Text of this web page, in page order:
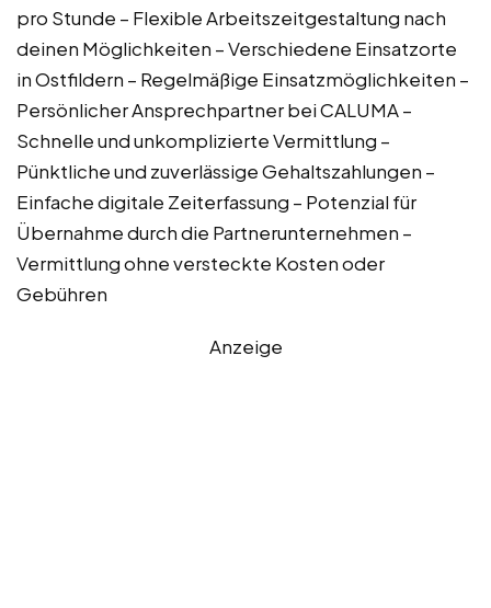
pro Stunde – Flexible Arbeitszeitgestaltung nach
deinen Möglichkeiten – Verschiedene Einsatzorte
in Ostfildern – Regelmäßige Einsatzmöglichkeiten –
Persönlicher Ansprechpartner bei CALUMA –
Schnelle und unkomplizierte Vermittlung –
Pünktliche und zuverlässige Gehaltszahlungen –
Einfache digitale Zeiterfassung – Potenzial für
Übernahme durch die Partnerunternehmen –
Vermittlung ohne versteckte Kosten oder
Gebühren
Anzeige